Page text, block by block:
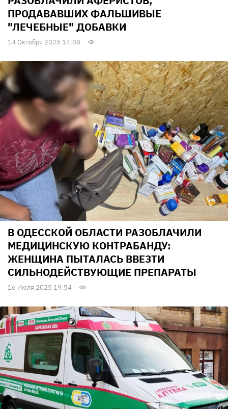
ПРОДАВАВШИХ ФАЛЬШИВЫЕ
"ЛЕЧЕБНЫЕ" ДОБАВКИ
14 Октября 2025 14:08
В ОДЕССКОЙ ОБЛАСТИ РАЗОБЛАЧИЛИ
МЕДИЦИНСКУЮ КОНТРАБАНДУ:
ЖЕНЩИНА ПЫТАЛАСЬ ВВЕЗТИ
СИЛЬНОДЕЙСТВУЮЩИЕ ПРЕПАРАТЫ
16 Июля 2025 19:54